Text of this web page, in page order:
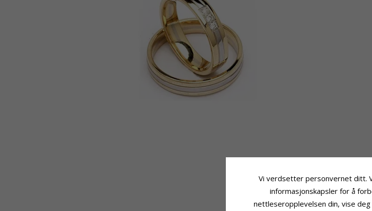
Vi verdsetter personvernet ditt.
informasjonskapsler for å
nettleseropplevelsen din, vise